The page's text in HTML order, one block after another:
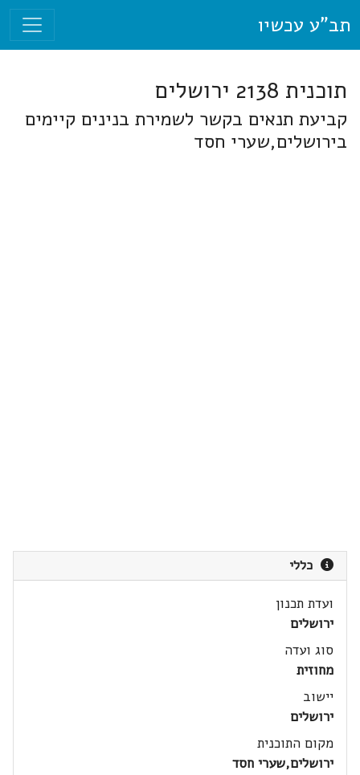
תב"ע עכשיו
תוכנית 2138 ירושלים
קביעת תנאים בקשר לשמירת בנינים קיימים
בירושלים,שערי חסד
כללי
ועדת תכנון
ירושלים
סוג ועדה
מחוזית
יישוב
ירושלים
מקום התוכנית
ירושלים,שערי חסד